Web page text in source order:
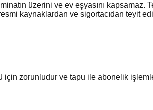
üzerini ve ev eşyasını
kaynaklardan ve sigortacıdan teyit
zorunludur ve tapu ile abonelik